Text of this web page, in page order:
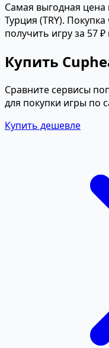
Самая выгодная цена
Турция (TRY).
получить игру за 57
Купить
Сравните сервисы
для покупки игры по
Купить дешевле